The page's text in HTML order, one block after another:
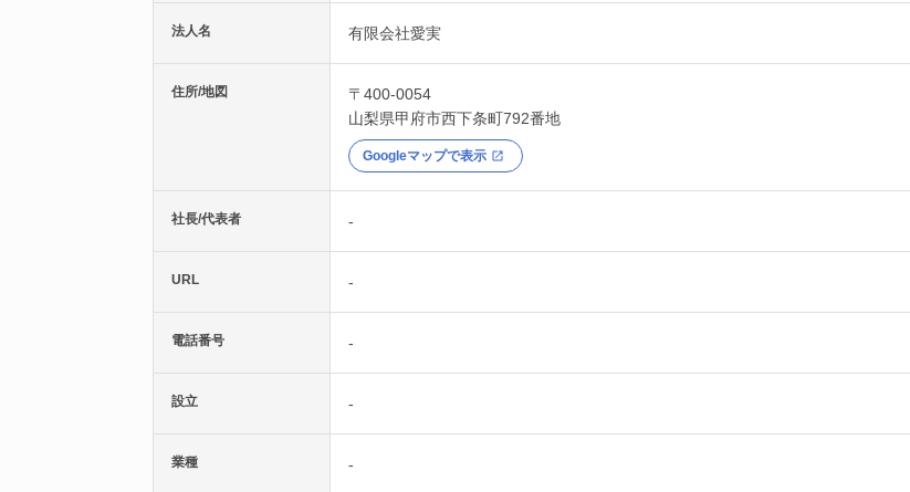
法人名 有限会社愛実
住所/地図
〒400-0054
山梨県甲府市西下条町792番地
Googleマップで表示
社長/代表者 -
URL -
電話番号 -
設立 -
業種 -